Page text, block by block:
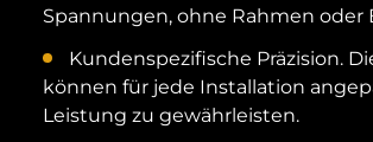
Spannungen, ohne Rahmen
Kundenspezifische Präzision.
können für jede Installation
Leistung zu gewährleisten.